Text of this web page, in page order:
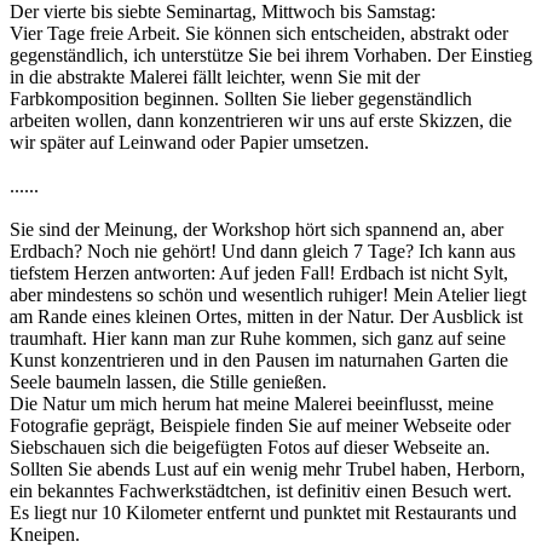
Der vierte bis siebte Seminartag, Mittwoch bis Samstag:
Vier Tage freie Arbeit. Sie können sich entscheiden, abstrakt oder
gegenständlich, ich unterstütze Sie bei ihrem Vorhaben. Der Einstieg
in die abstrakte Malerei fällt leichter, wenn Sie mit der
Farbkomposition beginnen. Sollten Sie lieber gegenständlich
arbeiten wollen, dann konzentrieren wir uns auf erste Skizzen, die
wir später auf Leinwand oder Papier umsetzen.
......
Sie sind der Meinung, der Workshop hört sich spannend an, aber
Erdbach? Noch nie gehört! Und dann gleich 7 Tage? Ich kann aus
tiefstem Herzen antworten: Auf jeden Fall! Erdbach ist nicht Sylt,
aber mindestens so schön und wesentlich ruhiger! Mein Atelier liegt
am Rande eines kleinen Ortes, mitten in der Natur. Der Ausblick ist
traumhaft. Hier kann man zur Ruhe kommen, sich ganz auf seine
Kunst konzentrieren und in den Pausen im naturnahen Garten die
Seele baumeln lassen, die Stille genießen.
Die Natur um mich herum hat meine Malerei beeinflusst, meine
Fotografie geprägt, Beispiele finden Sie auf meiner Webseite oder
Siebschauen sich die beigefügten Fotos auf dieser Webseite an.
Sollten Sie abends Lust auf ein wenig mehr Trubel haben, Herborn,
ein bekanntes Fachwerkstädtchen, ist definitiv einen Besuch wert.
Es liegt nur 10 Kilometer entfernt und punktet mit Restaurants und
Kneipen.